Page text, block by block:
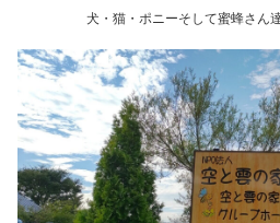
犬・猫・ポニーそして蜜蜂さん